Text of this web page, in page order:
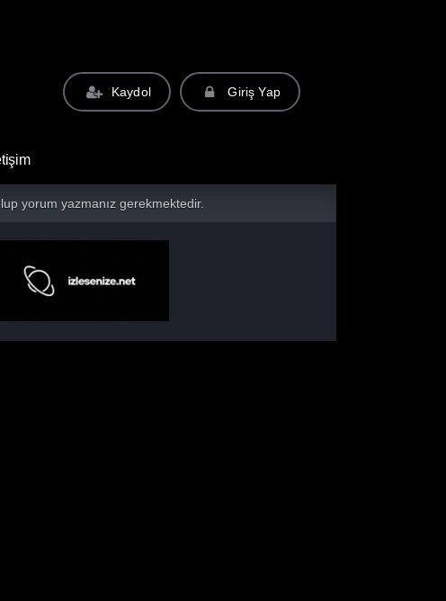
Kaydol Giriş Yap
yorum yazmanız gerekmektedir.